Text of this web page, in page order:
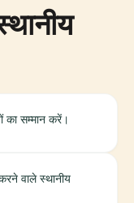
का सम्मान करें।
वाले स्थानीय